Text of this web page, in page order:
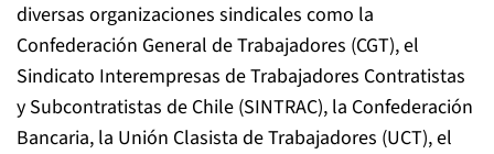
diversas organizaciones sindicales como la
Confederación General de Trabajadores (CGT), el
Sindicato Interempresas de Trabajadores Contratistas
y Subcontratistas de Chile (SINTRAC), la Confederación
Bancaria, la Unión Clasista de Trabajadores (UCT), el